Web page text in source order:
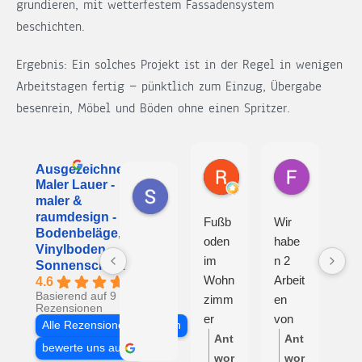
grundieren, mit wetterfestem Fassadensystem
beschichten.
Ergebnis: Ein solches Projekt ist in der Regel in wenigen
Arbeitstagen fertig — pünktlich zum Einzug, Übergabe
besenrein, Möbel und Böden ohne einen Spritzer.
Ausgezeichnet
Maler Lauer -
maler &
raumdesign -
Bodenbeläge,
Vinylboden,
Sonnenschutz
4.6
Basierend auf 9
Rezensionen
Alle Rezensionen anzeigen
bewerte uns auf
Sayed R
vor 3 Tagen
Roland Henschel
vor 1 Monat
Fußb
oden
im
Wohn
zimm
er
neu
gema
Ant
wor
Wir
habe
n 2
Arbeit
en
von
Herrn
Lauer
Ant
wor